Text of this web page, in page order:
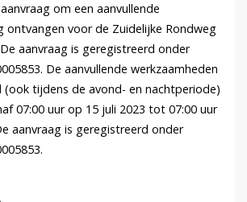
om een aanvullende
ontvangen voor de Zuidelijke Rondweg
aanvraag is geregistreerd onder
De aanvullende werkzaamheden
(ook tijdens de avond- en nachtperiode)
07:00 uur op 15 juli 2023 tot 07:00 uur
aanvraag is geregistreerd onder